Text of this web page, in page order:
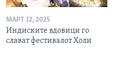
МАРТ 12, 2025
Индиските вдовици го
слават фестивалот Холи